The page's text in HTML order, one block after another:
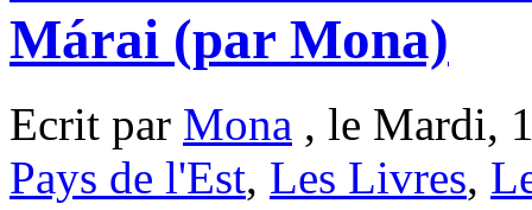
Márai (par Mona)
Ecrit par Mona , le Mardi,
Pays de l'Est, Les Livres,